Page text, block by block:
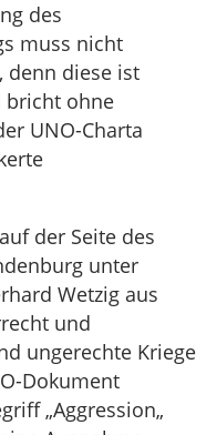
des
muss nicht
denn diese ist
bricht ohne
UNO-Charta
der Seite des
unter
Wetzig aus
und
ungerechte Kriege
Dokument
„Aggression„